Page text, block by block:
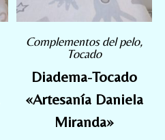
Complementos del pelo,
Tocado
Diadema-Tocado
«Artesanía Daniela
Miranda»